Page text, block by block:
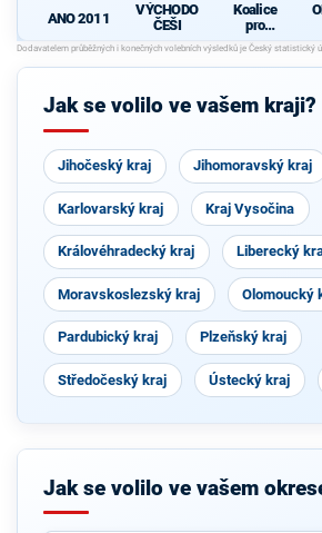
ANO 2011
VÝCHODO
ČEŠI
Koalice
pro
Pardubick
ý kraj
Jak se volilo ve vašem kraji?
Jihočeský kraj Jihomoravský kraj
Karlovarský kraj Kraj Vysočina
Královéhradecký kraj Liberecký
Moravskoslezský kraj Olomoucký
Pardubický kraj Plzeňský kraj
Středočeský kraj Ústecký kraj
Jak se volilo ve vašem